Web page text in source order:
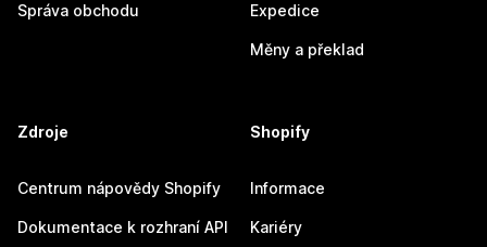
Správa obchodu Expedice
Měny a překlad
Zdroje
Centrum nápovědy Shopify
Dokumentace k rozhraní API
Shopify
Informace
Kariéry